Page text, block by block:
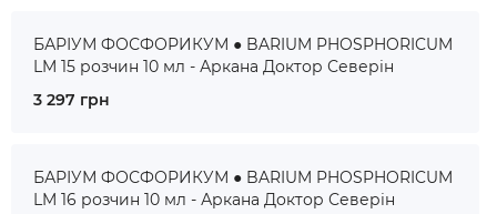
БАРІУМ ФОСФОРИКУМ ● BARIUM PHOSPHORICUM
LM 15 розчин 10 мл - Аркана Доктор Северін
3 297 грн
БАРІУМ ФОСФОРИКУМ ● BARIUM PHOSPHORICUM
LM 16 розчин 10 мл - Аркана Доктор Северін